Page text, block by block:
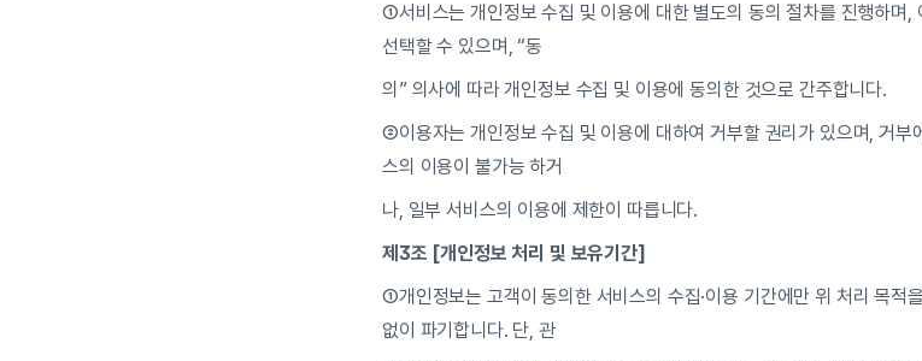
①서비스는 개인정보 수집 및 이용에 대한 별도의 동의 절차를 진행하며,
선택할 수 있으며, “동
의” 의사에 따라 개인정보 수집 및 이용에 동의한 것으로 간주합니다.
②이용자는 개인정보 수집 및 이용에 대하여 거부할 권리가 있으며, 거부
스의 이용이 불가능 하거
나, 일부 서비스의 이용에 제한이 따릅니다.
제3조 [개인정보 처리 및 보유기간]
①개인정보는 고객이 동의한 서비스의 수집·이용 기간에만 위 처리 목적
없이 파기합니다. 단, 관